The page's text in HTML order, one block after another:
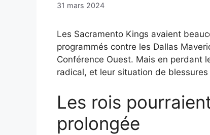
31 mars 2024
Les Sacramento Kings avaient
programmés contre les Dallas
Conférence Ouest. Mais en perdant
radical, et leur situation de
Les rois
prolongée